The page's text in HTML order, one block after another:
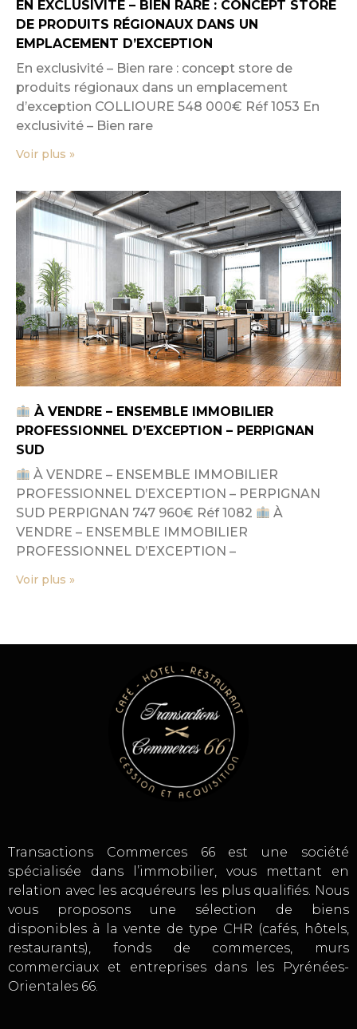
EN EXCLUSIVITÉ – BIEN RARE : CONCEPT STORE
DE PRODUITS RÉGIONAUX DANS UN
EMPLACEMENT D’EXCEPTION
En exclusivité – Bien rare : concept store de
produits régionaux dans un emplacement
d’exception COLLIOURE 548 000€ Réf 1053 En
exclusivité – Bien rare
Voir plus »
À VENDRE – ENSEMBLE IMMOBILIER
PROFESSIONNEL D’EXCEPTION – PERPIGNAN
SUD
À VENDRE – ENSEMBLE IMMOBILIER
PROFESSIONNEL D’EXCEPTION – PERPIGNAN
SUD PERPIGNAN 747 960€ Réf 1082
À
VENDRE – ENSEMBLE IMMOBILIER
PROFESSIONNEL D’EXCEPTION –
Voir plus »
Transactions Commerces 66 est une société
spécialisée dans l’immobilier, vous mettant en
relation avec les acquéreurs les plus qualifiés. Nous
vous proposons une sélection de biens
disponibles à la vente de type CHR (cafés, hôtels,
restaurants), fonds de commerces, murs
commerciaux et entreprises dans les Pyrénées-
Orientales 66.